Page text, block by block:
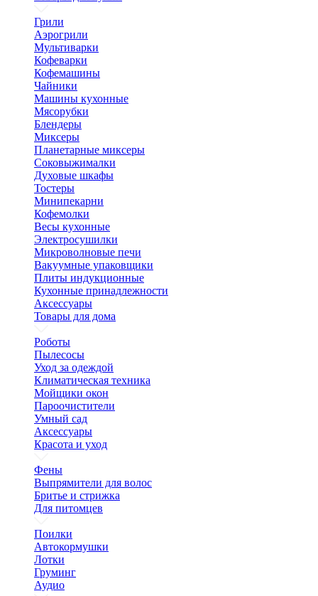
Грили
Аэрогрили
Мультиварки
Кофеварки
Кофемашины
Чайники
Машины кухонные
Мясорубки
Блендеры
Миксеры
Планетарные миксеры
Соковыжималки
Духовые шкафы
Тостеры
Минипекарни
Кофемолки
Весы кухонные
Электросушилки
Микроволновые печи
Вакуумные упаковщики
Плиты индукционные
Кухонные принадлежности
Аксессуары
Товары для дома
Роботы
Пылесосы
Уход за одеждой
Климатическая техника
Мойщики окон
Пароочистители
Умный сад
Аксессуары
Красота и уход
Фены
Выпрямители для волос
Бритье и стрижка
Для питомцев
Поилки
Автокормушки
Лотки
Груминг
Аудио